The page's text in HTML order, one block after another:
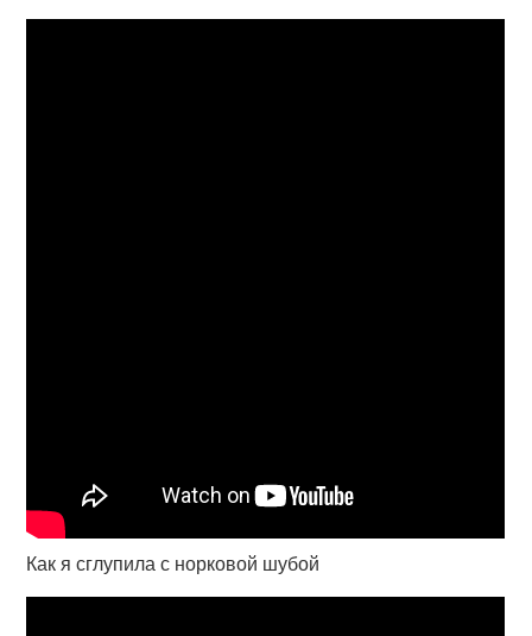
Как я сглупила с норковой шубой